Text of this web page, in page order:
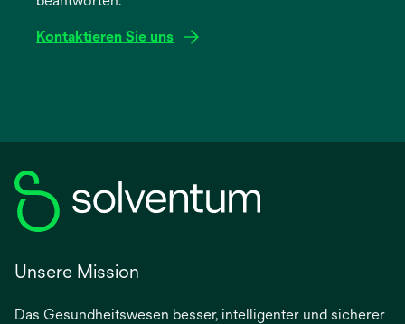
Kontaktieren Sie uns
Unsere Mission
Das Gesundheitswesen besser, intelligenter und sicherer